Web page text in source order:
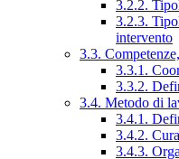
3.2.2.
3.2.3.
intervento
3.3.
3.3.1.
3.3.2.
3.4. Metodo di
3.4.1.
3.4.2.
3.4.3.